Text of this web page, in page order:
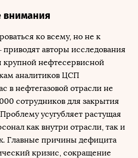
внимания
ко всему, но не к
авторы исследования
крупной нефтесервисной
аналитиков ЦСП
в нефтегазовой отрасли не
сотрудников для закрытия
усугубляет растущая
как внутри отрасли, так и
Главные причины дефицита
кризис, сокращение